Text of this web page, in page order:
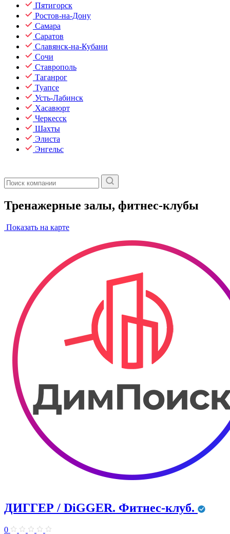
Пятигорск
Ростов-на-Дону
Самара
Саратов
Славянск-на-Кубани
Сочи
Ставрополь
Таганрог
Туапсе
Усть-Лабинск
Хасавюрт
Черкесск
Шахты
Элиста
Энгельс
Тренажерные залы, фитнес-клубы
Показать на карте
ДИГГЕР / DiGGER. Фитнес-клуб.
0